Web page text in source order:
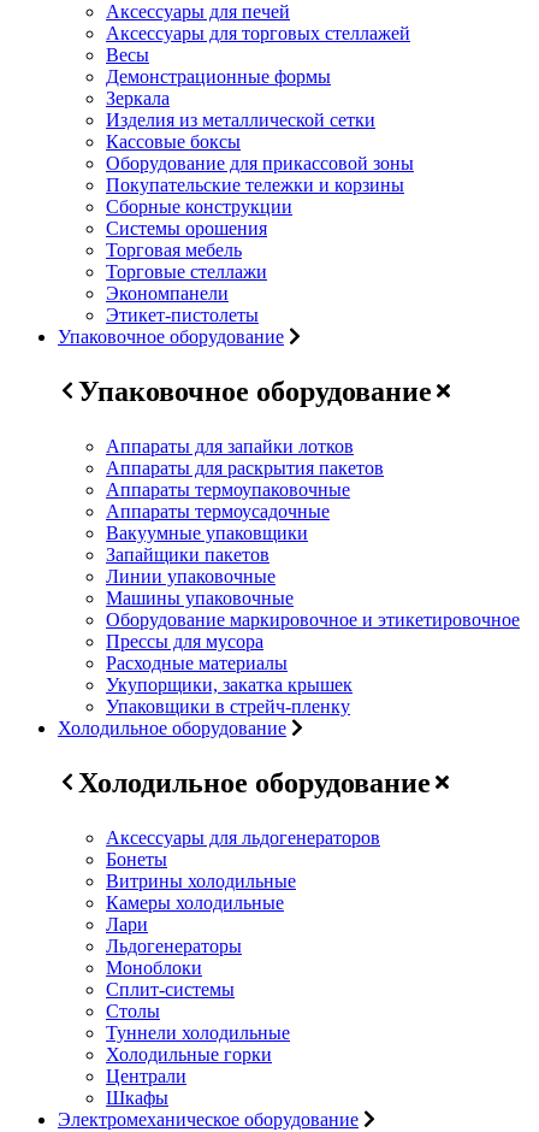
Аксессуары для печей
Аксессуары для торговых стеллажей
Весы
Демонстрационные формы
Зеркала
Изделия из металлической сетки
Кассовые боксы
Оборудование для прикассовой зоны
Покупательские тележки и корзины
Сборные конструкции
Системы орошения
Торговая мебель
Торговые стеллажи
Экономпанели
Этикет-пистолеты
Упаковочное оборудование
Упаковочное оборудование
Аппараты для запайки лотков
Аппараты для раскрытия пакетов
Аппараты термоупаковочные
Аппараты термоусадочные
Вакуумные упаковщики
Запайщики пакетов
Линии упаковочные
Машины упаковочные
Оборудование маркировочное и этикетировочное
Прессы для мусора
Расходные материалы
Укупорщики, закатка крышек
Упаковщики в стрейч-пленку
Холодильное оборудование
Холодильное оборудование
Аксессуары для льдогенераторов
Бонеты
Витрины холодильные
Камеры холодильные
Лари
Льдогенераторы
Моноблоки
Сплит-системы
Столы
Туннели холодильные
Холодильные горки
Централи
Шкафы
Электромеханическое оборудование